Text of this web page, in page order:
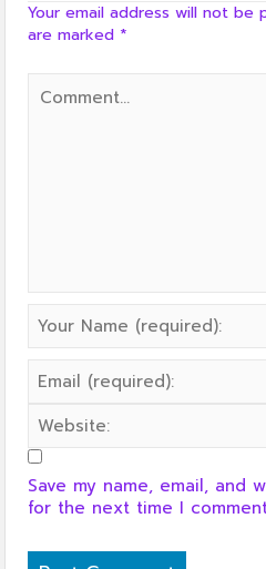
Your email address will not be
are marked *
Save my name, email, and
for the next time I